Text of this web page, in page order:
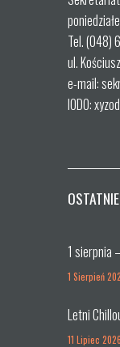
Tel. (048)
ul.
e-mail:
IODO:
1 sierpnia
1 Sierpień
Letni
11 Lipiec 2026